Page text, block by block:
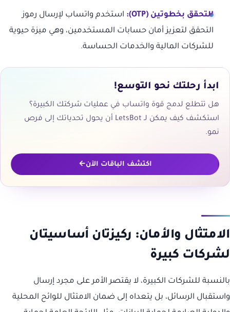
التحقق بخطوتين (OTP):
استخدم واتساب لإرسال رموز
التحقق لتعزيز أمان حسابات المستخدمين، وهي ميزة حيوية
للشركات المالية والخدمات الحساسة.
ابدأ رحلتك نحو التوسع!
هل تتطلع لدمج قوة واتساب في عمليات شركتك الكبيرة؟
استكشف كيف يمكن لـ LetsBot أن يحول تحدياتك إلى فرص
نمو.
اكتشف الباقات الآن
الامتثال والأمان: ركيزتان أساسيتان
لشركات كبيرة
بالنسبة للشركات الكبيرة، لا يقتصر الأمر على مجرد إرسال
واستقبال الرسائل، بل يتعداه إلى ضمان الامتثال للوائح المحلية